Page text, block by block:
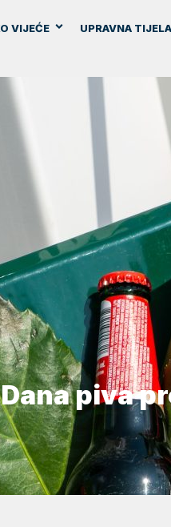
VIJEĆE UPRAVNA TIJELA
piva